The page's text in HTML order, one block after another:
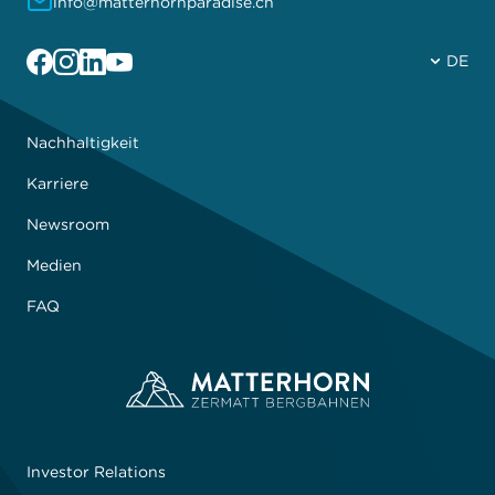
Facebook
Instagram
Linkedin
YouTube DE
Nachhaltigkeit
Karriere
Newsroom
Medien
FAQ
Investor Relations